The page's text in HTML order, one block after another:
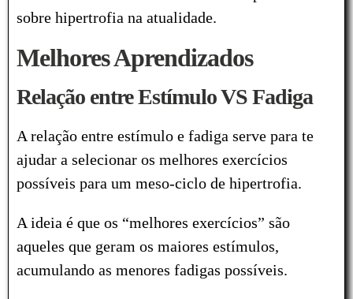
sobre hipertrofia na atualidade.
Melhores Aprendizados
Relação entre Estímulo VS Fadiga
A relação entre estímulo e fadiga serve para te
ajudar a selecionar os melhores exercícios
possíveis para um meso-ciclo de hipertrofia.
A ideia é que os “melhores exercícios” são
aqueles que geram os maiores estímulos,
acumulando as menores fadigas possíveis.